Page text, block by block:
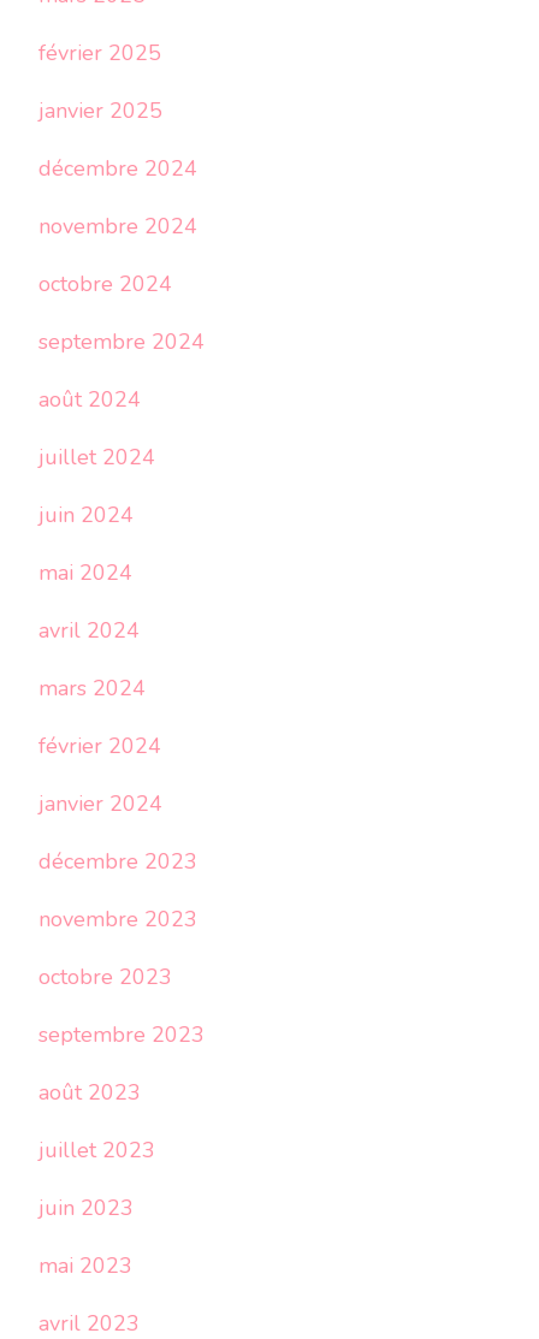
février 2025
janvier 2025
décembre 2024
novembre 2024
octobre 2024
septembre 2024
août 2024
juillet 2024
juin 2024
mai 2024
avril 2024
mars 2024
février 2024
janvier 2024
décembre 2023
novembre 2023
octobre 2023
septembre 2023
août 2023
juillet 2023
juin 2023
mai 2023
avril 2023